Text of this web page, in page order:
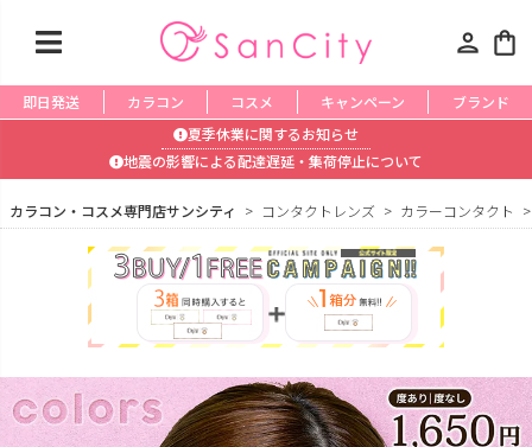
person shopping_bag
即日発送 カラコン コスメ キャンペーン
ブランド
夏季休業に関するお知らせ
地震の影響による配達遅延・集荷停止について
カラコン・コスメ専門店サンシティ コンタクトレンズ カラーコンタクト